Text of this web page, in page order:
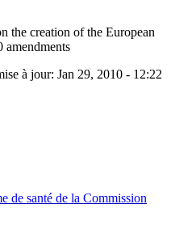
the creation of the European
à jour: Jan 29, 2010 - 12:22
de santé de la Commission